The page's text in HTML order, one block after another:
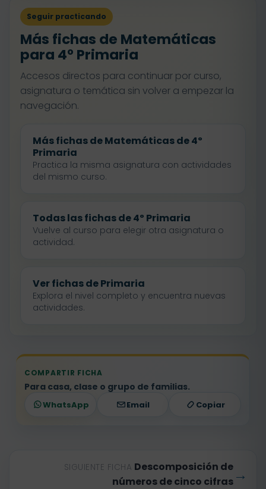
Seguir practicando
Más fichas de Matemáticas
para 4º Primaria
Accesos directos para continuar por curso,
asignatura o temática sin volver a empezar la
navegación.
Más fichas de Matemáticas de 4º
Primaria
Practica la misma asignatura con actividades
del mismo curso.
Todas las fichas de 4º Primaria
Vuelve al curso para elegir otra asignatura o
actividad.
Ver fichas de Primaria
Explora el nivel completo y encuentra nuevas
actividades.
COMPARTIR FICHA
Para casa, clase o grupo de familias.
WhatsApp Email Copiar
SIGUIENTE FICHA Descomposición de
números de cinco cifras →